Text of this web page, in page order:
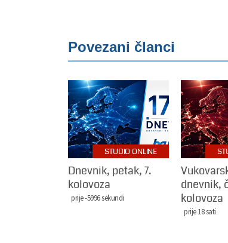
Povezani članci
STUDIO ONLINE
Dnevnik, petak, 7.
kolovoza
prije -5996 sekundi
dnevnik,
kolovoza
prije 18 sati